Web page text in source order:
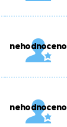
nehodnoceno
nehodnoceno